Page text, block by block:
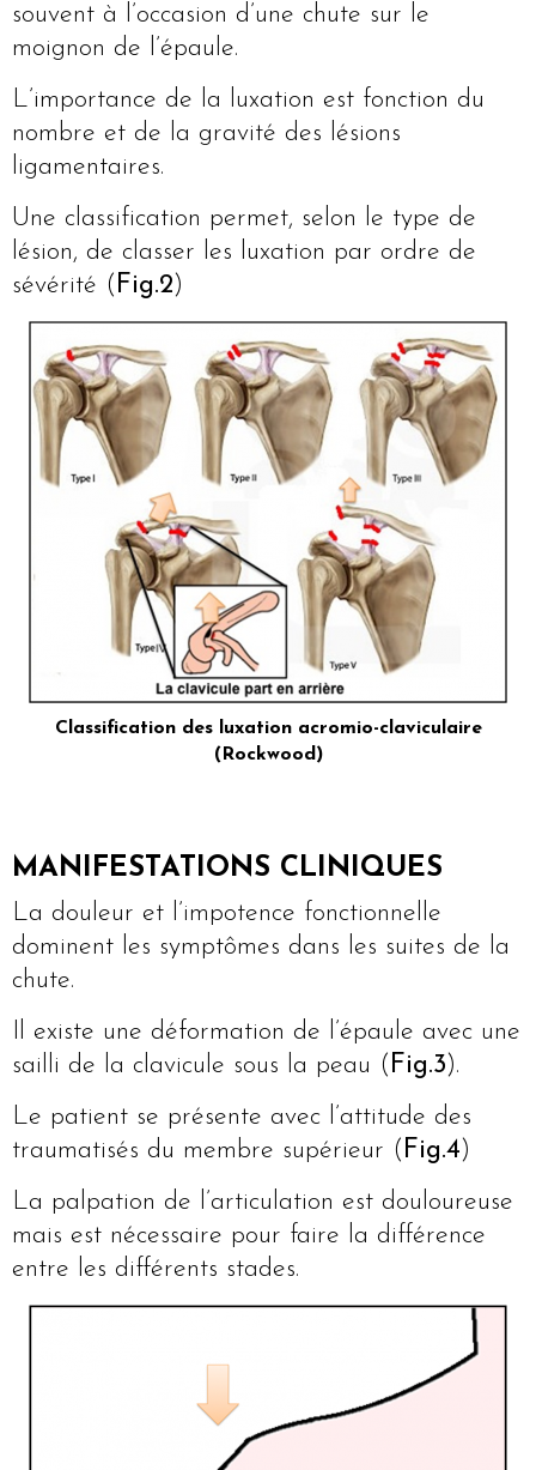
souvent à l’occasion d’une chute sur le
moignon de l’épaule.
L’importance de la luxation est fonction du
nombre et de la gravité des lésions
ligamentaires.
Une classification permet, selon le type de
lésion, de classer les luxation par ordre de
sévérité ( Fig.2)
Classification des luxation acromio-claviculaire
(Rockwood)
MANIFESTATIONS CLINIQUES
La douleur et l’impotence fonctionnelle
dominent les symptômes dans les suites de la
chute.
Il existe une déformation de l’épaule avec une
sailli de la clavicule sous la peau ( Fig.3).
Le patient se présente avec l’attitude des
traumatisés du membre supérieur ( Fig.4)
La palpation de l’articulation est douloureuse
mais est nécessaire pour faire la différence
entre les différents stades.